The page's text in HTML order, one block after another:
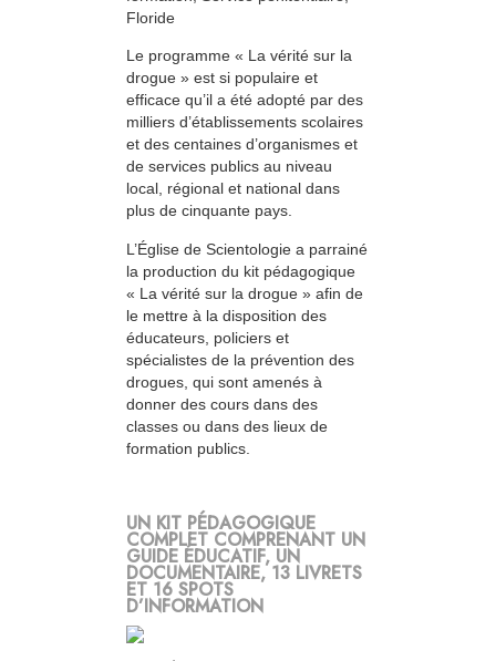
Floride
Le programme « La vérité sur la
drogue » est si populaire et
efficace qu’il a été adopté par des
milliers d’établissements scolaires
et des centaines d’organismes et
de services publics au niveau
local, régional et national dans
plus de cinquante pays.
L’Église de Scientologie a parrainé
la production du kit pédagogique
« La vérité sur la drogue » afin de
le mettre à la disposition des
éducateurs, policiers et
spécialistes de la prévention des
drogues, qui sont amenés à
donner des cours dans des
classes ou dans des lieux de
formation publics.
UN KIT PÉDAGOGIQUE
COMPLET COMPRENANT UN
GUIDE ÉDUCATIF, UN
DOCUMENTAIRE, 13 LIVRETS
ET 16 SPOTS
D’INFORMATION